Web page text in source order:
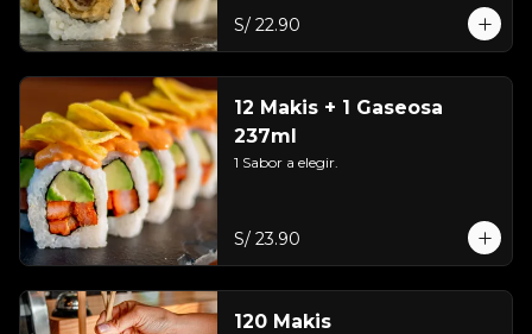
S/ 22.90
12 Makis + 1 Gaseosa
237ml
1 Sabor a elegir.
S/ 23.90
120 Makis